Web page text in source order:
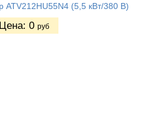
ATV212HU55N4 (5,5 кВт/380 В)
Цена: 0 руб